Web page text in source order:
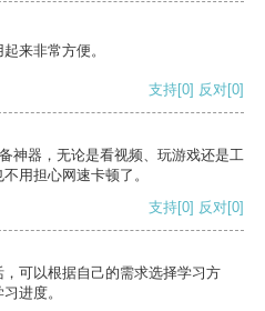
来非常方便。
支持[0] 反对[0]
神器，无论是看视频、玩游戏还是工
用担心网速卡顿了。
支持[0] 反对[0]
可以根据自己的需求选择学习方
进度。